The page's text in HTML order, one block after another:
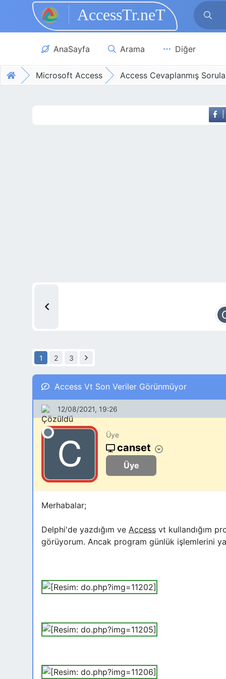
Skip to main content
AccessTr.neT
AnaSayfa Arama Diğer
Microsoft Access Access Cevaplanmış
1 2 3
Access Vt Son Veriler Görünmüyor
12/08/2021, 19:26
Üye
canset
Üye
Merhabalar;
Delphi'de yazdığım ve Access vt kullandığım
görüyorum. Ancak program günlük işlemlerini